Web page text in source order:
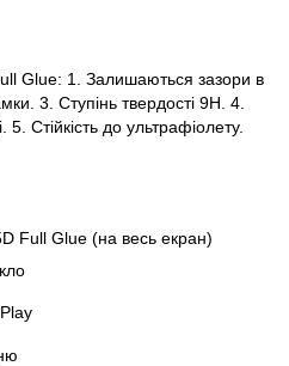
Glue: 1. Залишаються зазори в
3. Ступінь твердості 9H. 4.
Стійкість до ультрафіолету.
Full Glue (на весь екран)